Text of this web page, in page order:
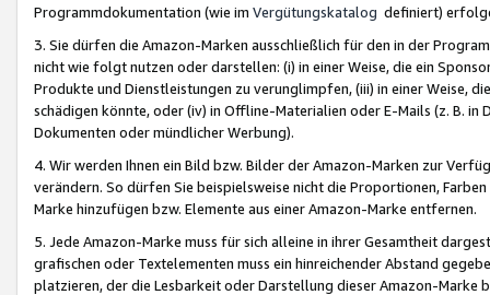
Programmdokumentation (wie im Vergütungskatalog definiert)
3. Sie dürfen die Amazon-Marken ausschließlich für den in der
nicht wie folgt nutzen oder darstellen: (i) in einer Weise, die ein
Produkte und Dienstleistungen zu verunglimpfen, (iii) in einer Weise,
schädigen könnte, oder (iv) in Offline-Materialien oder E-Mails (z. B. in
Dokumenten oder mündlicher Werbung).
4. Wir werden Ihnen ein Bild bzw. Bilder der Amazon-Marken zur
verändern. So dürfen Sie beispielsweise nicht die Proportionen,
Marke hinzufügen bzw. Elemente aus einer Amazon-Marke entfernen.
5. Jede Amazon-Marke muss für sich alleine in ihrer Gesamtheit
grafischen oder Textelementen muss ein hinreichender Abstand
platzieren, der die Lesbarkeit oder Darstellung dieser Amazon-Marke